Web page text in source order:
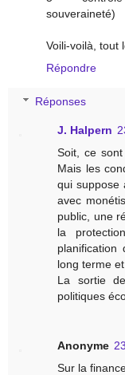
souveraineté)
Voili-voilà, tout
Répondre
Réponses
J. Halpern
Soit, ce
Mais les
qui suppose
avec
public, une
la
planification
long terme
La sortie
politiques
Anonyme
Sur la